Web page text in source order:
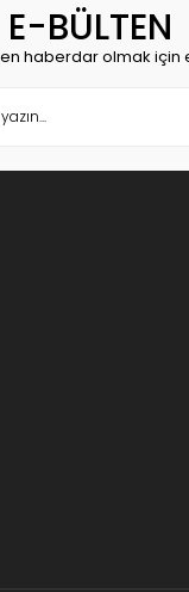
E-BÜLTEN
haberdar olmak için